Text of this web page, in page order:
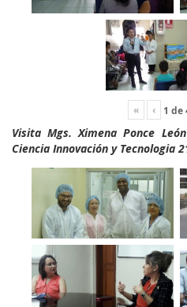
« ‹ 1 de
Visita Mgs. Ximena Ponce
Ciencia Innovación y Tecnologia